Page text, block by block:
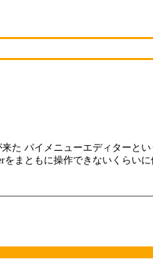
た パイメニューエディターとい
まともに操作できないくらい